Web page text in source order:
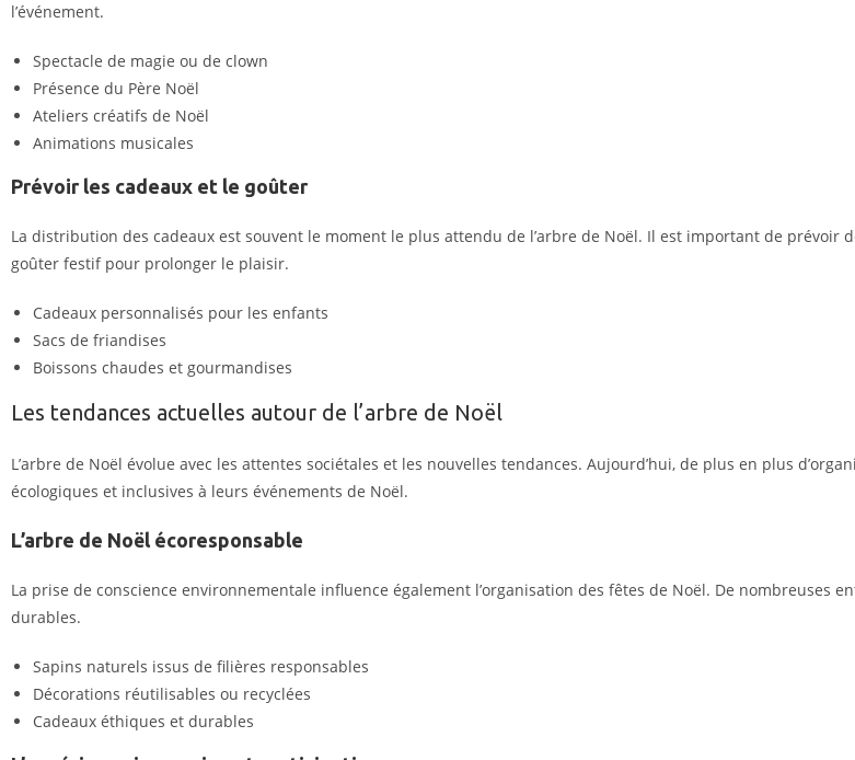
l’événement.
Spectacle de magie ou de clown
Présence du Père Noël
Ateliers créatifs de Noël
Animations musicales
Prévoir les cadeaux et le goûter
La distribution des cadeaux est souvent le moment le plus attendu de l’arbre de Noël. Il est important de prévoir
goûter festif pour prolonger le plaisir.
Cadeaux personnalisés pour les enfants
Sacs de friandises
Boissons chaudes et gourmandises
Les tendances actuelles autour de l’arbre de Noël
L’arbre de Noël évolue avec les attentes sociétales et les nouvelles tendances. Aujourd’hui, de plus en plus
écologiques et inclusives à leurs événements de Noël.
L’arbre de Noël écoresponsable
La prise de conscience environnementale influence également l’organisation des fêtes de Noël. De nombreuses
durables.
Sapins naturels issus de filières responsables
Décorations réutilisables ou recyclées
Cadeaux éthiques et durables